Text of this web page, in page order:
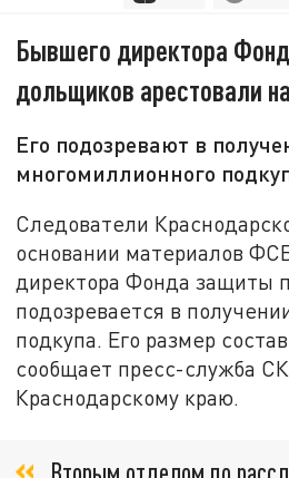
Бывшего директора
дольщиков арестовали
Его подозревают в
многомиллионного
Следователи
основании материалов
директора Фонда защиты
подозревается в
подкупа. Его размер
сообщает пресс-служба
Краснодарскому краю.